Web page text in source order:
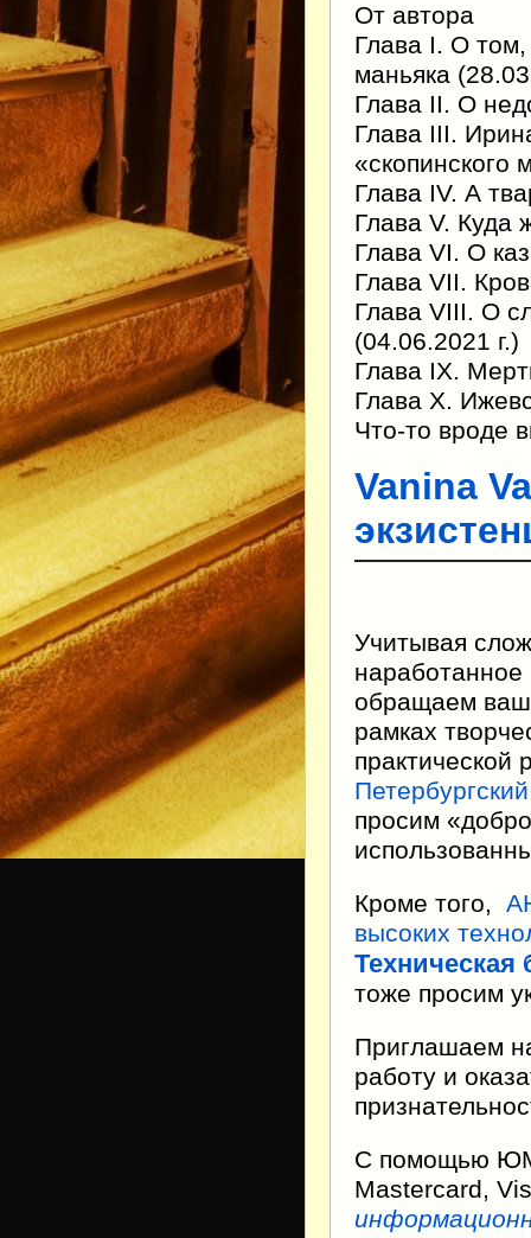
От автора
Глава I. О
маньяка
Глава II. О
Глава III.
«скопинского
Глава IV. А
Глава V. Куда
Глава VI. О
Глава VII.
Глава VIII. О
(04.06.2021 г.)
Глава IХ.
Глава Х.
Что-то вроде
Vanina
Учитывая
наработанное
обращаем
рамках
практической
просим
Кроме того,
высоких
Техническая
тоже просим
Приглашаем
работу и
С помощью
Mastercard,